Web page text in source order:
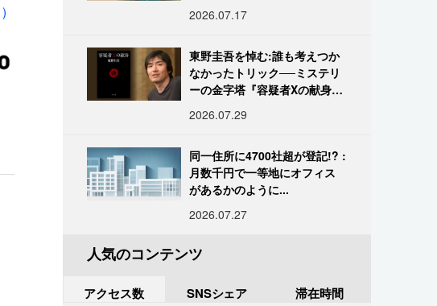
2026.07.17
東野圭吾を悼む:誰も考えつか
なかったトリック──ミステリ
ーの金字塔『容疑者Xの献身』
2026.07.29
同一住所に4700社超が登記!? :
月数千円で一等地にオフィス
があるかのように...
2026.07.27
人気のコンテンツ
アクセス数 SNSシェア 滞在時間